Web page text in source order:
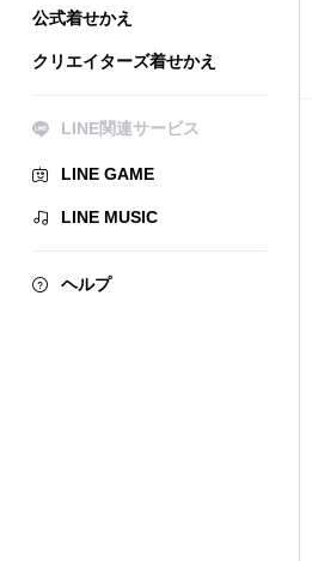
公式着せかえ
クリエイターズ着せかえ
LINE関連サービス
LINE GAME
LINE MUSIC
ヘルプ